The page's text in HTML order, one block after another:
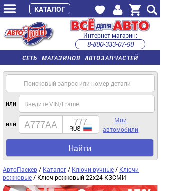
СЕТЬ МАГАЗИНОВ АВТОЗАПЧАСТЕЙ
Интернет-магазин:
8-800-333-07-90
часы работы с 9:00 до 22:00 (пн-пт)
или
или
Мои
автомобили
Найти
АвтоПаскер / Каталог / Ключи ручные / Ключи
рожковые / Ключ рожковый 22х24 КЗСМИ
КАТАЛОГ